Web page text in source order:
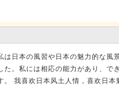
は日本の風習や日本の魅力的な風
た。私には相応の能力があり、で
。 我喜欢日本风土人情，喜欢日